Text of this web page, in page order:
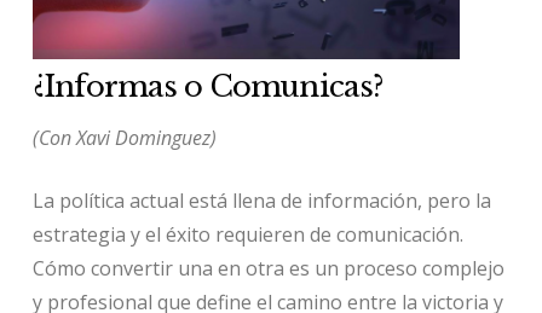
¿Informas o Comunicas?
(Con Xavi Dominguez)
La política actual está llena de información, pero la
estrategia y el éxito requieren de comunicación.
Cómo convertir una en otra es un proceso complejo
y profesional que define el camino entre la victoria y